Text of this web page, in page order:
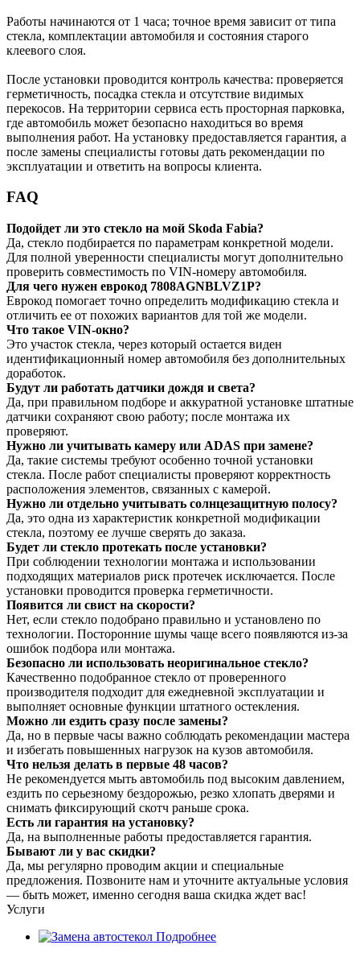
Работы начинаются от 1 часа; точное время зависит от типа
стекла, комплектации автомобиля и состояния старого
клеевого слоя.
После установки проводится контроль качества: проверяется
герметичность, посадка стекла и отсутствие видимых
перекосов. На территории сервиса есть просторная парковка,
где автомобиль может безопасно находиться во время
выполнения работ. На установку предоставляется гарантия, а
после замены специалисты готовы дать рекомендации по
эксплуатации и ответить на вопросы клиента.
FAQ
Подойдет ли это стекло на мой Skoda Fabia?
Да, стекло подбирается по параметрам конкретной модели.
Для полной уверенности специалисты могут дополнительно
проверить совместимость по VIN-номеру автомобиля.
Для чего нужен еврокод 7808AGNBLVZ1P?
Еврокод помогает точно определить модификацию стекла и
отличить ее от похожих вариантов для той же модели.
Что такое VIN-окно?
Это участок стекла, через который остается виден
идентификационный номер автомобиля без дополнительных
доработок.
Будут ли работать датчики дождя и света?
Да, при правильном подборе и аккуратной установке штатные
датчики сохраняют свою работу; после монтажа их
проверяют.
Нужно ли учитывать камеру или ADAS при замене?
Да, такие системы требуют особенно точной установки
стекла. После работ специалисты проверяют корректность
расположения элементов, связанных с камерой.
Нужно ли отдельно учитывать солнцезащитную полосу?
Да, это одна из характеристик конкретной модификации
стекла, поэтому ее лучше сверять до заказа.
Будет ли стекло протекать после установки?
При соблюдении технологии монтажа и использовании
подходящих материалов риск протечек исключается. После
установки проводится проверка герметичности.
Появится ли свист на скорости?
Нет, если стекло подобрано правильно и установлено по
технологии. Посторонние шумы чаще всего появляются из-за
ошибок подбора или монтажа.
Безопасно ли использовать неоригинальное стекло?
Качественно подобранное стекло от проверенного
производителя подходит для ежедневной эксплуатации и
выполняет основные функции штатного остекления.
Можно ли ездить сразу после замены?
Да, но в первые часы важно соблюдать рекомендации мастера
и избегать повышенных нагрузок на кузов автомобиля.
Что нельзя делать в первые 48 часов?
Не рекомендуется мыть автомобиль под высоким давлением,
ездить по серьезному бездорожью, резко хлопать дверями и
снимать фиксирующий скотч раньше срока.
Есть ли гарантия на установку?
Да, на выполненные работы предоставляется гарантия.
Бывают ли у вас скидки?
Да, мы регулярно проводим акции и специальные
предложения. Позвоните нам и уточните актуальные условия
— быть может, именно сегодня ваша скидка ждет вас!
Услуги
Подробнее